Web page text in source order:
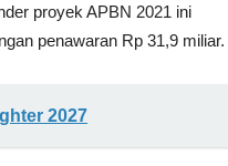
proyek APBN 2021 ini
penawaran Rp 31,9 miliar.
2027